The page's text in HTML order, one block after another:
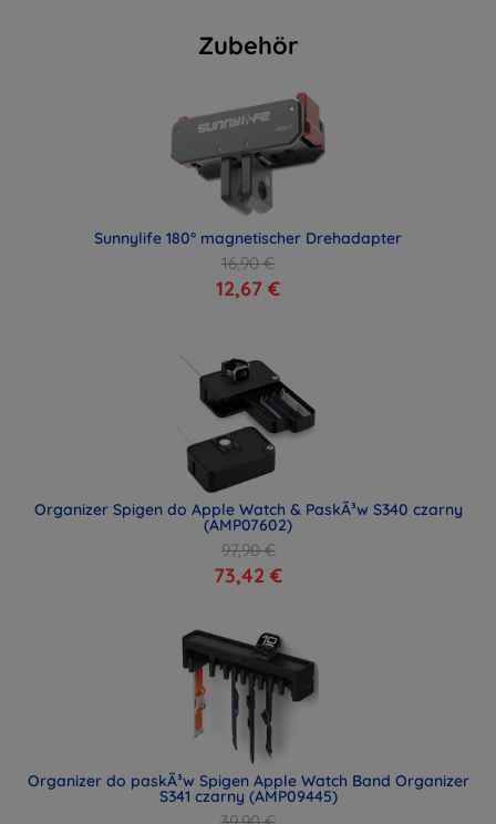
Zubehör
Sunnylife 180° magnetischer Drehadapter
16,90 €
12,67 €
Organizer Spigen do Apple Watch & PaskÃ³w S340 czarny
(AMP07602)
97,90 €
73,42 €
Organizer do paskÃ³w Spigen Apple Watch Band Organizer
S341 czarny (AMP09445)